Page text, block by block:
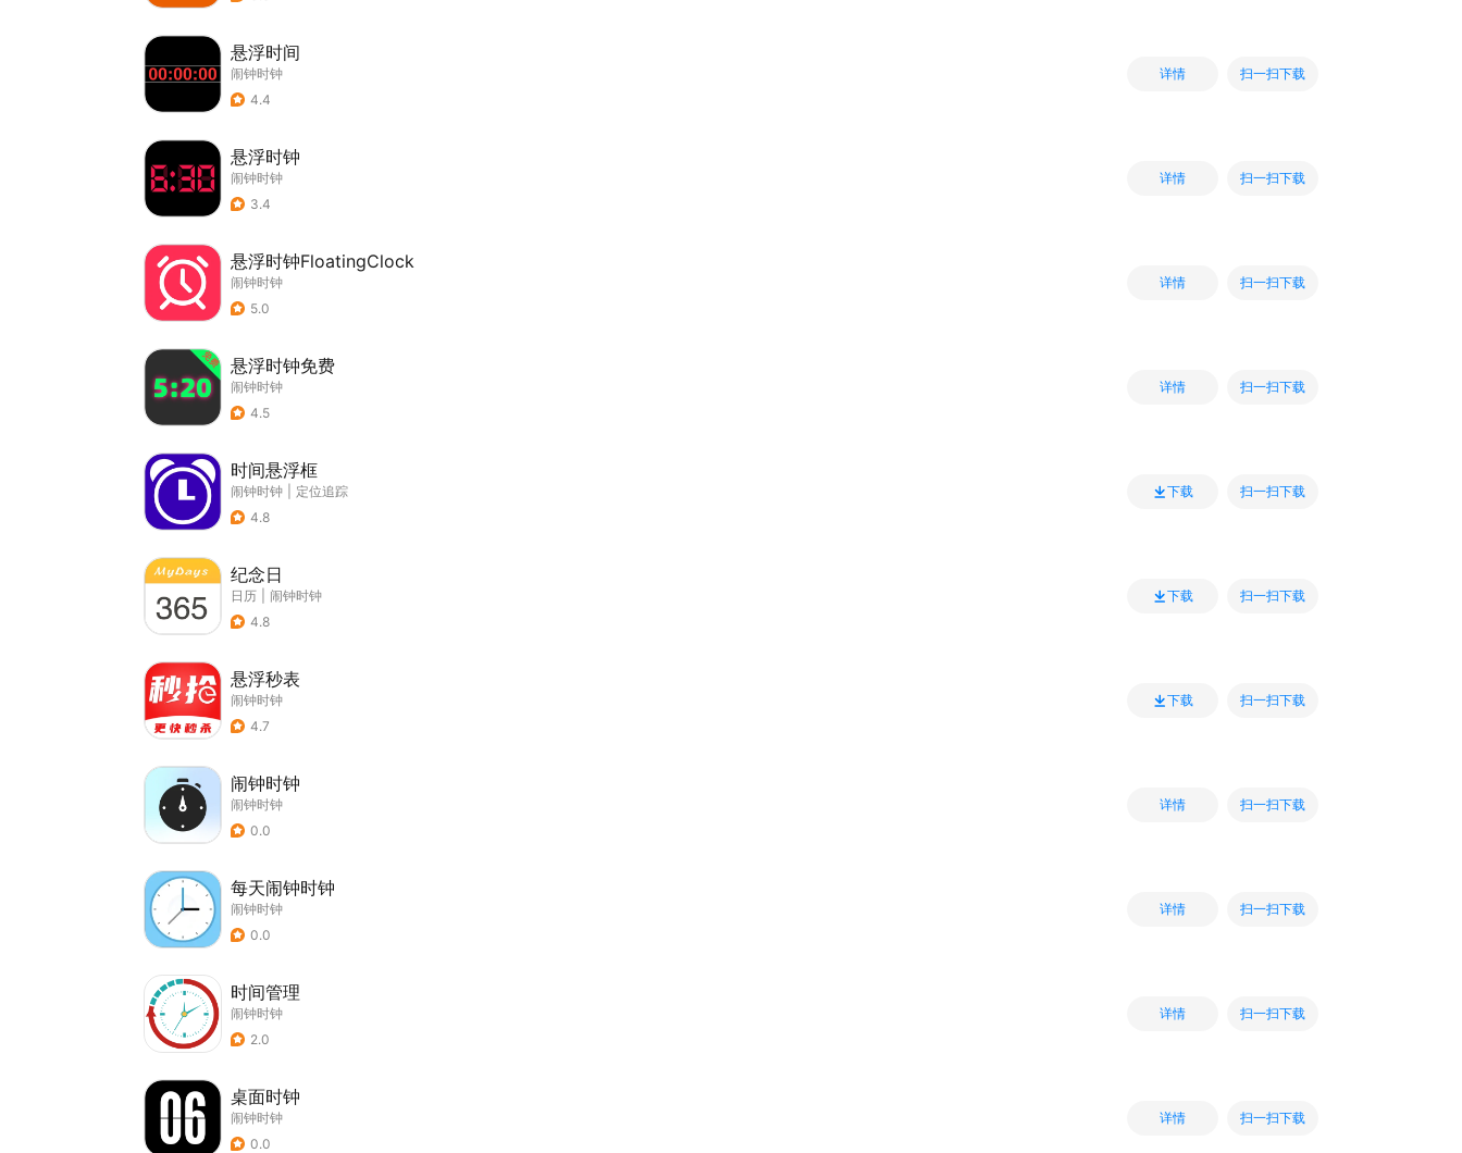
悬浮时间
闹钟时钟
4.4
详情 扫一扫下载
悬浮时钟
闹钟时钟
3.4
详情 扫一扫下载
悬浮时钟FloatingClock
闹钟时钟
5.0
详情 扫一扫下载
悬浮时钟免费
闹钟时钟
4.5
详情 扫一扫下载
时间悬浮框
闹钟时钟
定位追踪
4.8
下载 扫一扫下载
纪念日
日历
闹钟时钟
4.8
下载 扫一扫下载
悬浮秒表
闹钟时钟
4.7
下载 扫一扫下载
闹钟时钟
闹钟时钟
0.0
详情 扫一扫下载
每天闹钟时钟
闹钟时钟
0.0
详情 扫一扫下载
时间管理
闹钟时钟
2.0
详情 扫一扫下载
桌面时钟
闹钟时钟
0.0
详情 扫一扫下载